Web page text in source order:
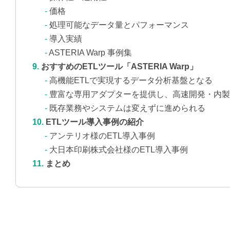
価格
処理可能なデータ量とパフォーマンス
導入実績
ASTERIA Warp 事例集
おすすめのETLツール「ASTERIA Warp」
高機能ETLで実現するデータ分析基盤となる
豊富な専用アダプターを提供し、高速開発・内
既存業務やシステムは変えずに進められる
ETLツール導入事例の紹介
アンテリオ様のETL導入事例
大日本印刷株式会社様のETL導入事例
まとめ